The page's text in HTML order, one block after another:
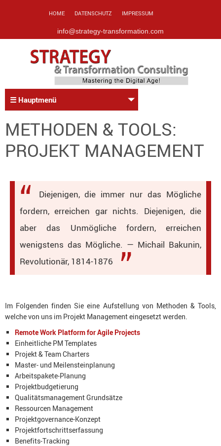
HOME DATENSCHUTZ IMPRESSUM
info@strategy-transformation.com
☰ Hauptmenü
METHODEN & TOOLS:
PROJEKT MANAGEMENT
Diejenigen, die immer nur das Mögliche
fordern, erreichen gar nichts. Diejenigen, die
aber das Unmögliche fordern, erreichen
wenigstens das Mögliche. — Michail Bakunin,
Revolutionär, 1814-1876
Im Folgenden finden Sie eine Aufstellung von Methoden & Tools,
welche von uns im Projekt Management eingesetzt werden.
Remote Work Platform for Agile Projects
Einheitliche PM Templates
Projekt & Team Charters
Master- und Meilensteinplanung
Arbeitspakete-Planung
Projektbudgetierung
Qualitätsmanagement Grundsätze
Ressourcen Management
Projektgovernance-Konzept
Projektfortschrittserfassung
Benefits-Tracking